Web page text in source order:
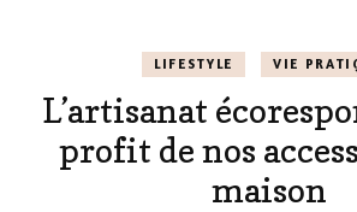
LIFESTYLE VIE
L’artisanat
profit de nos
maison